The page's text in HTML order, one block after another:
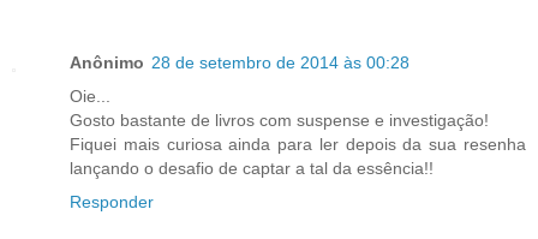
Anônimo 28 de setembro de 2014 às 00:28
Oie...
Gosto bastante de livros com suspense e investigação!
Fiquei mais curiosa ainda para ler depois da sua resenha
lançando o desafio de captar a tal da essência!!
Responder